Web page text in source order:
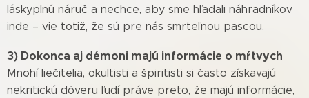
láskyplnú náruč a nechce, aby sme hľadali náhradníkov
inde – vie totiž, že sú pre nás smrteľnou pascou.
3) Dokonca aj démoni majú informácie o mŕtvych
Mnohí liečitelia, okultisti a špiritisti si často získavajú
nekritickú dôveru ľudí práve preto, že majú informácie,